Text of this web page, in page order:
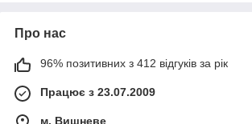
Про нас
96% позитивних з 412 відгуків за рік
Працює з 23.07.2009
м. Вишневе